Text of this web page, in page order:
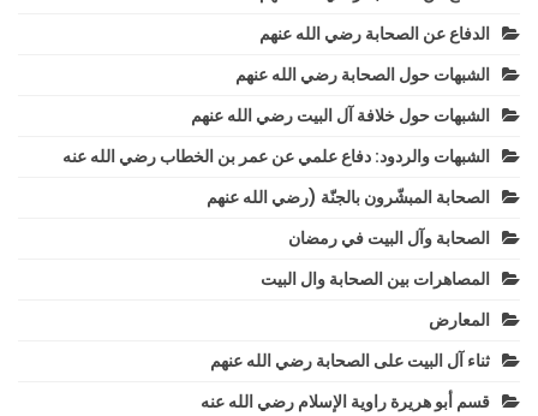
الدفاع عن الصحابة رضي الله عنهم
الشبهات حول الصحابة رضي الله عنهم
الشبهات حول خلافة آل البيت رضي الله عنهم
الشبهات والردود: دفاع علمي عن عمر بن الخطاب رضي الله عنه
الصحابة المبشّرون بالجنّة (رضي الله عنهم
الصحابة وآل البيت في رمضان
المصاهرات بين الصحابة وال البيت
المعارض
ثناء آل البيت على الصحابة رضي الله عنهم
قسم أبو هريرة راوية الإسلام رضي الله عنه